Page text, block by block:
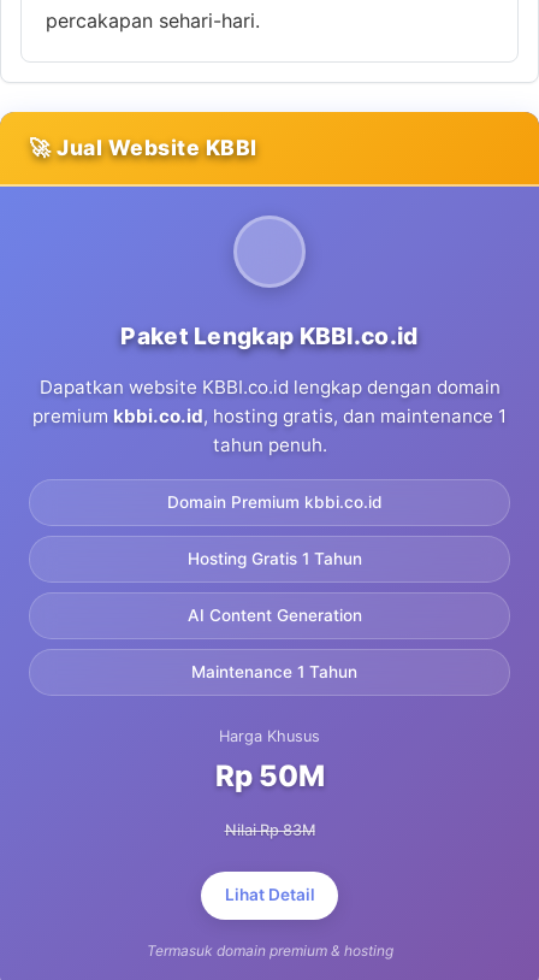
percakapan sehari-hari.
🚀 Jual Website KBBI
Paket Lengkap KBBI.co.id
Dapatkan website KBBI.co.id lengkap dengan domain
premium kbbi.co.id, hosting gratis, dan maintenance 1
tahun penuh.
Domain Premium kbbi.co.id
Hosting Gratis 1 Tahun
AI Content Generation
Maintenance 1 Tahun
Harga Khusus
Rp 50M
Nilai Rp 83M
Lihat Detail
Termasuk domain premium & hosting